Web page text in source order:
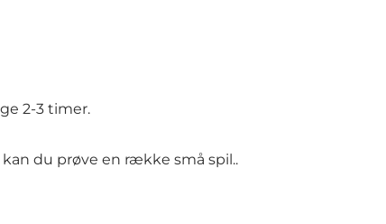
2-3 timer.
du prøve en række små spil..